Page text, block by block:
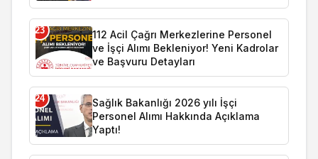
23
112 Acil Çağrı Merkezlerine Personel
ve İşçi Alımı Bekleniyor! Yeni Kadrolar
ve Başvuru Detayları
24
Sağlık Bakanlığı 2026 yılı İşçi
Personel Alımı Hakkında Açıklama
Yaptı!